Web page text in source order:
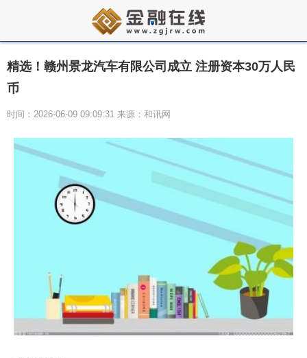
精选！赣州景龙汽车有限公司成立 注册资本30万人民
币
时间：2026-06-09 09:09:31 来源：和讯网